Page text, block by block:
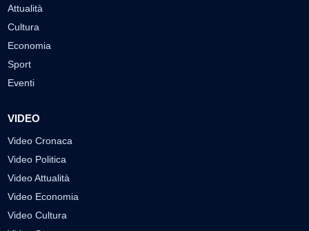
Attualità
Cultura
Economia
Sport
Eventi
VIDEO
Video Cronaca
Video Politica
Video Attualità
Video Economia
Video Cultura